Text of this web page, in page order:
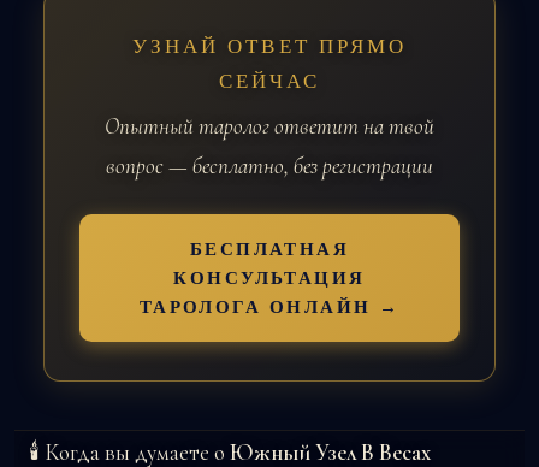
УЗНАЙ ОТВЕТ ПРЯМО
СЕЙЧАС
Опытный таролог ответит на твой
вопрос — бесплатно, без регистрации
БЕСПЛАТНАЯ
КОНСУЛЬТАЦИЯ
ТАРОЛОГА ОНЛАЙН →
🕯️ Когда вы думаете о Южный Узел В Весах